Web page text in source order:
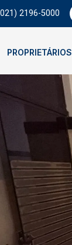
2196-5000
PROPRIETÁRIOS